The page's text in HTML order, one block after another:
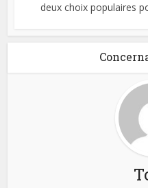
deux choix populaires